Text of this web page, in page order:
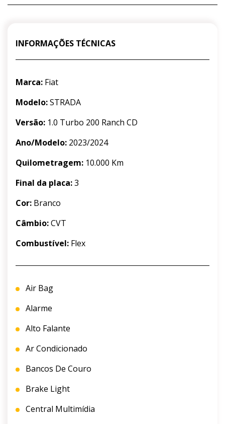
INFORMAÇÕES TÉCNICAS
Marca: Fiat
Modelo:STRADA
Versão: 1.0 Turbo 200 Ranch CD
Ano/Modelo: 2023/2024
Quilometragem: 10.000 Km
Final da placa:3
Cor: Branco
Câmbio:CVT
Combustível: Flex
Air Bag
Alarme
Alto Falante
Ar Condicionado
Bancos De Couro
Brake Light
Central Multimídia